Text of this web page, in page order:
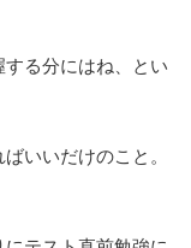
する分にはね、とい
いいだけのこと。